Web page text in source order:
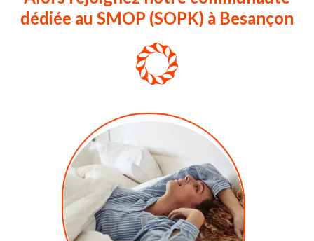
dédiée au SMOP (SOPK) à Besançon